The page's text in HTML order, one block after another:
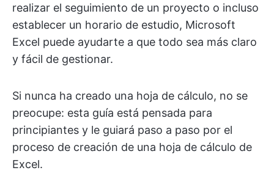
realizar el seguimiento de un proyecto o incluso
establecer un horario de estudio, Microsoft
Excel puede ayudarte a que todo sea más claro
y fácil de gestionar.
Si nunca ha creado una hoja de cálculo, no se
preocupe: esta guía está pensada para
principiantes y le guiará paso a paso por el
proceso de creación de una hoja de cálculo de
Excel.